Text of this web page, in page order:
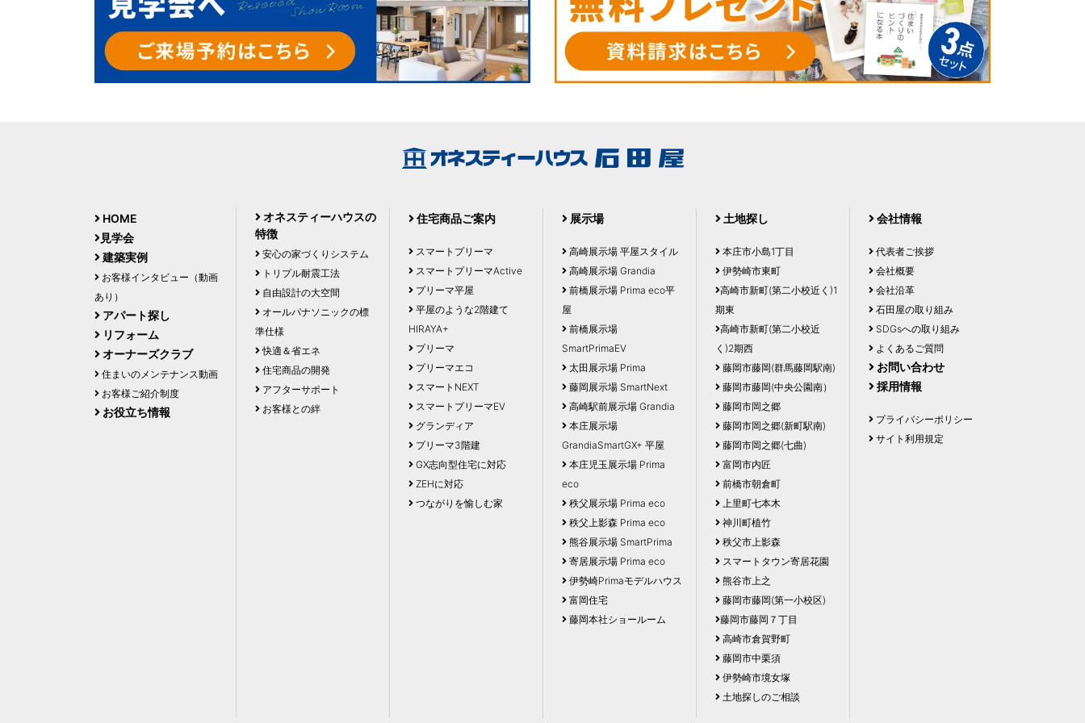
HOME
見学会
建築実例
お客様インタビュー（動画
あり）
アパート探し
リフォーム
オーナーズクラブ
住まいのメンテナンス動画
お客様ご紹介制度
お役立ち情報
オネスティーハウスの
特徴
安心の家づくりシステム
トリプル耐震工法
自由設計の大空間
オールパナソニックの標
準仕様
快適＆省エネ
住宅商品の開発
アフターサポート
お客様との絆
住宅商品ご案内
スマートプリーマ
スマートプリーマActive
プリーマ平屋
平屋のような2階建て
HIRAYA+
プリーマ
プリーマエコ
スマートNEXT
スマートプリーマEV
グランディア
プリーマ3階建
GX志向型住宅に対応
ZEHに対応
つながりを愉しむ家
展示場
高崎展示場 平屋スタイル
高崎展示場 Grandia
前橋展示場 Prima eco平
屋
前橋展示場
SmartPrimaEV
太田展示場 Prima
藤岡展示場 SmartNext
高崎駅前展示場 Grandia
本庄展示場
GrandiaSmartGX+ 平屋
本庄児玉展示場 Prima
eco
秩父展示場 Prima eco
秩父上影森 Prima eco
熊谷展示場 SmartPrima
寄居展示場 Prima eco
伊勢崎Primaモデルハウス
富岡住宅
藤岡本社ショールーム
土地探し
本庄市小島1丁目
伊勢崎市東町
高崎市新町(第二小校近く)1
期東
高崎市新町(第二小校近
く)2期西
藤岡市藤岡(群馬藤岡駅南)
藤岡市藤岡(中央公園南）
藤岡市岡之郷
藤岡市岡之郷(新町駅南)
藤岡市岡之郷(七曲)
富岡市内匠
前橋市朝倉町
上里町七本木
神川町植竹
秩父市上影森
スマートタウン寄居花園
熊谷市上之
藤岡市藤岡(第一小校区)
藤岡市藤岡７丁目
高崎市倉賀野町
藤岡市中栗須
伊勢崎市境女塚
土地探しのご相談
会社情報
代表者ご挨拶
会社概要
会社沿革
石田屋の取り組み
SDGsへの取り組み
よくあるご質問
お問い合わせ
採用情報
プライバシーポリシー
サイト利用規定